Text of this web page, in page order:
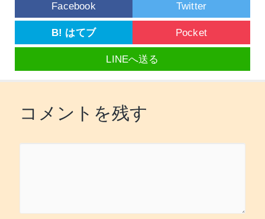
Facebook Twitter
B! はてブ Pocket
LINEへ送る
コメントを残す